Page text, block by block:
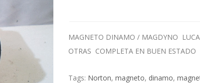
MAGNETO DINAMO / MAGDYNO
OTRAS COMPLETA EN BUEN ESTADO
Tags: Norton, magneto, dinamo,